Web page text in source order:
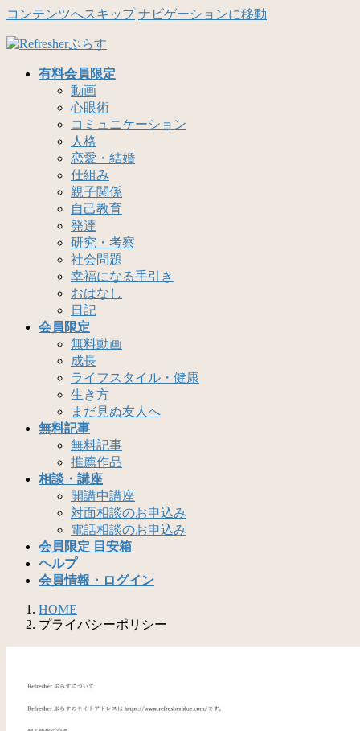
コンテンツへスキップ ナビゲーションに移動
有料会員限定
動画
心眼術
コミュニケーション
人格
恋愛・結婚
仕組み
親子関係
自己教育
発達
研究・考察
社会問題
幸福になる手引き
おはなし
日記
会員限定
無料動画
成長
ライフスタイル・健康
生き方
まだ見ぬ友人へ
無料記事
無料記事
推薦作品
相談・講座
開講中講座
対面相談のお申込み
電話相談のお申込み
会員限定 目安箱
ヘルプ
会員情報・ログイン
HOME
プライバシーポリシー